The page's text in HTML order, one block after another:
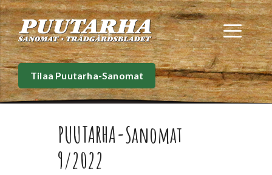
Siirry
sisältöön
Tilaa Puutarha-Sanomat
PUUTARHA-Sanomat
9/2022